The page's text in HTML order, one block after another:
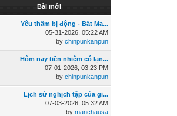
Bài mới
Yêu thầm bị động - Bất Ma...
05-31-2026, 05:22 AM
bychinpunkanpun
Hôm nay tiền nhiệm có lạn...
07-01-2026, 03:23 PM
bychinpunkanpun
Lịch sử nghịch tập của gi...
07-03-2026, 05:32 AM
bymanchausa